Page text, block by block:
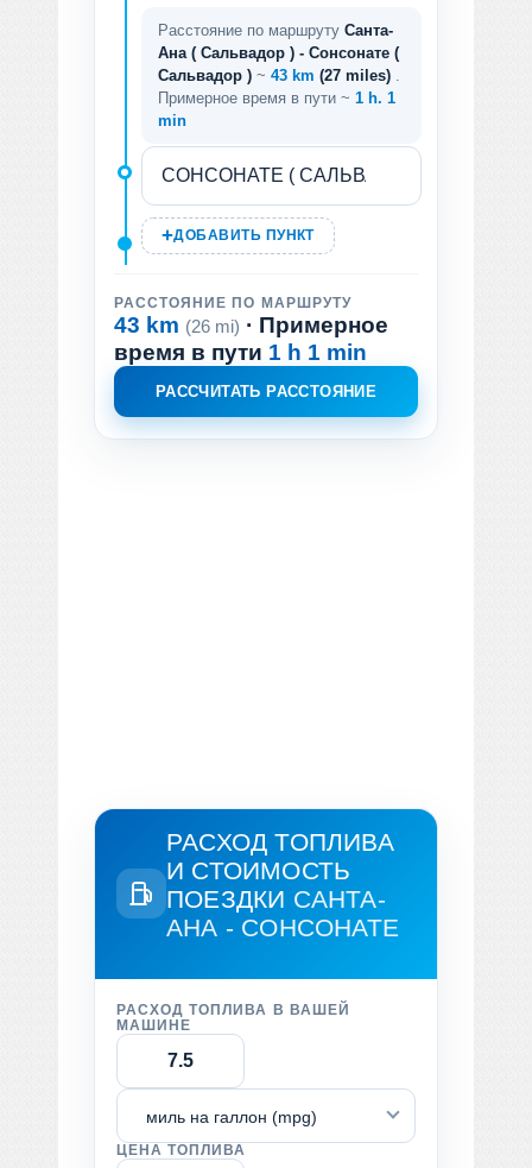
Расстояние по маршруту Санта-
Ана ( Сальвадор ) - Сонсонате (
Сальвадор ) ~ 43 km (27 miles)
Примерное время в пути ~ 1 h. 1
min
ДОБАВИТЬ ПУНКТ
РАССТОЯНИЕ ПО МАРШРУТУ
43 km (26 mi) · Примерное
время в пути 1 h 1 min
РАССЧИТАТЬ РАССТОЯНИЕ
РАСХОД ТОПЛИВА
И СТОИМОСТЬ
ПОЕЗДКИ САНТА-
АНА - СОНСОНАТЕ
РАСХОД ТОПЛИВА В ВАШЕЙ
МАШИНЕ
миль на галлон (mpg)
ЦЕНА ТОПЛИВА